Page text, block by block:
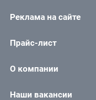
Реклама на сайте
Прайс-лист
О компании
Наши вакансии